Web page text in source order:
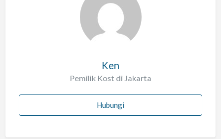
Ken
Pemilik Kost di Jakarta
Hubungi